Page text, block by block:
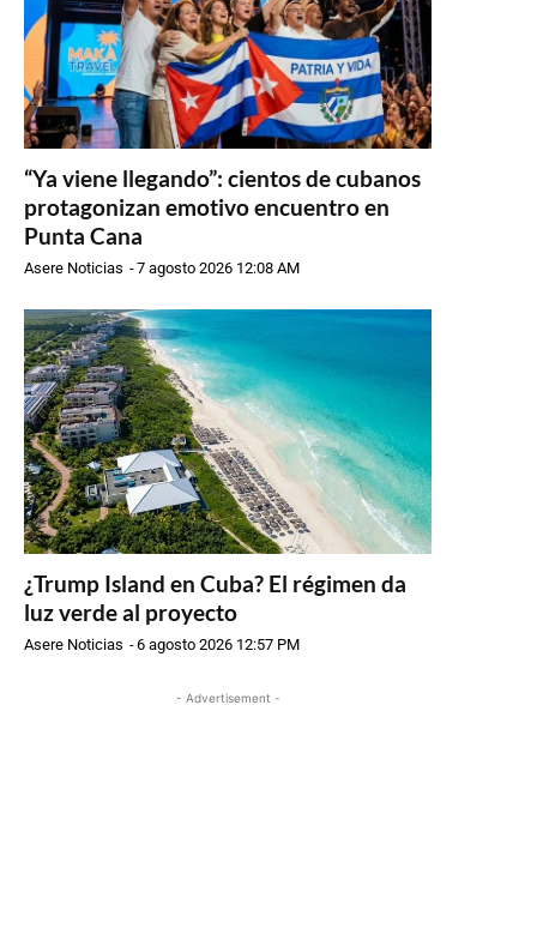
“Ya viene llegando”: cientos de cubanos
protagonizan emotivo encuentro en
Punta Cana
Asere Noticias -7 agosto 2026 12:08 AM
¿Trump Island en Cuba? El régimen da
luz verde al proyecto
Asere Noticias -6 agosto 2026 12:57 PM
- Advertisement -